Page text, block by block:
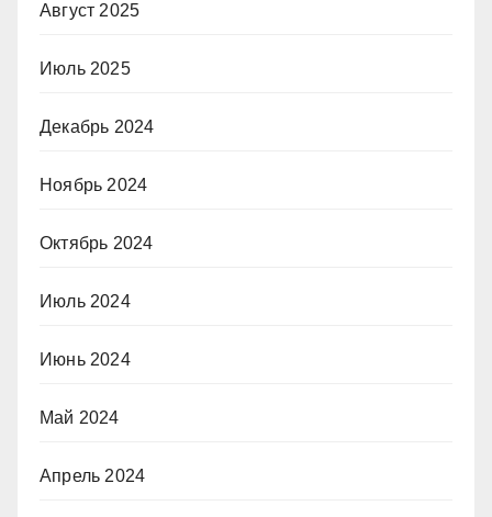
Август 2025
Июль 2025
Декабрь 2024
Ноябрь 2024
Октябрь 2024
Июль 2024
Июнь 2024
Май 2024
Апрель 2024